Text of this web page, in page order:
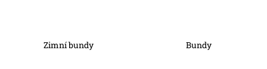
Zimní bundy Bundy